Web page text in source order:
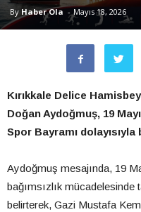
By Haber Ola - Mayıs 18, 2026
Kırıkkale Delice
Doğan Aydoğmuş, 19
Spor Bayramı
Aydoğmuş mesajında, 19
bağımsızlık
belirterek, Gazi Mustafa